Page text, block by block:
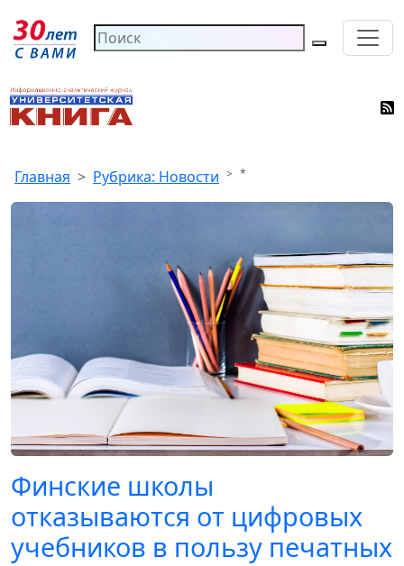
Главная Рубрика: Новости *
Финские школы
отказываются от цифровых
учебников в пользу печатных